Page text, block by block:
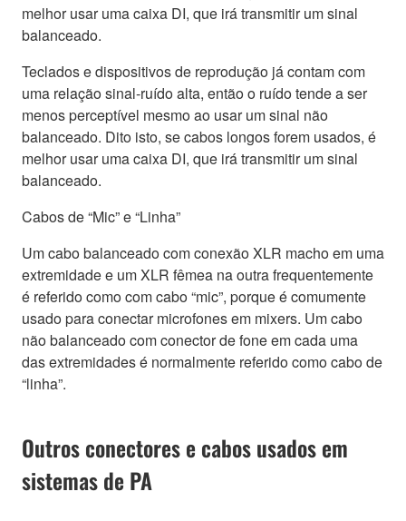
melhor usar uma caixa DI, que irá transmitir um sinal
balanceado.
Teclados e dispositivos de reprodução já contam com
uma relação sinal-ruído alta, então o ruído tende a ser
menos perceptível mesmo ao usar um sinal não
balanceado. Dito isto, se cabos longos forem usados, é
melhor usar uma caixa DI, que irá transmitir um sinal
balanceado.
Cabos de “Mic” e “Linha”
Um cabo balanceado com conexão XLR macho em uma
extremidade e um XLR fêmea na outra frequentemente
é referido como com cabo “mic”, porque é comumente
usado para conectar microfones em mixers. Um cabo
não balanceado com conector de fone em cada uma
das extremidades é normalmente referido como cabo de
“linha”.
Outros conectores e cabos usados em
sistemas de PA